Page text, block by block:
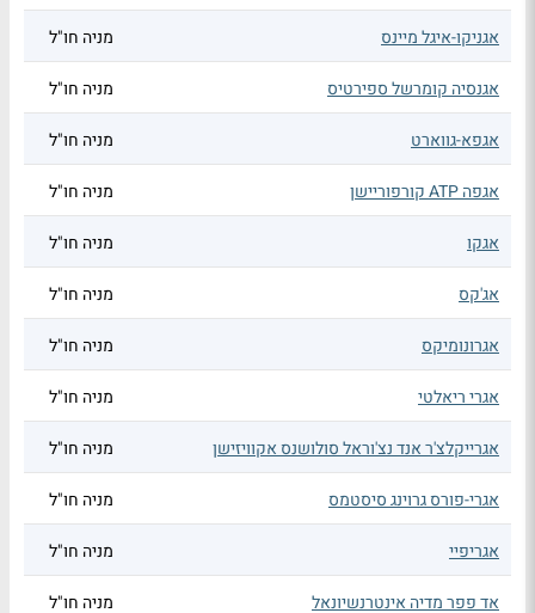
אגניקו-איגל מיינס מניה חו"ל
אגנסיה קומרשל ספירטיס מניה חו"ל
אגפא-גווארט מניה חו"ל
אגפה ATP קורפוריישן מניה חו"ל
אגקו מניה חו"ל
אג'קס מניה חו"ל
אגרונומיקס מניה חו"ל
אגרי ריאלטי מניה חו"ל
אגרייקלצ'ר אנד נצ'וראל סולושנס אקוויזישן מניה חו"ל
אגרי-פורס גרוינג סיסטמס מניה חו"ל
אגריפיי מניה חו"ל
אד פפר מדיה אינטרנשיונאל מניה חו"ל